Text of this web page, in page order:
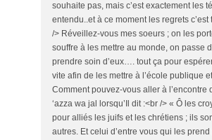
souhaite pas, mais c’est exactement les
entendu..et à ce moment les regrets
/> Réveillez-vous mes soeurs ; on les
souffre à les mettre au monde, on passe
prendre soin d’eux…. tout ça pour
vite afin de les mettre à l’école publique
Comment pouvez-vous aller à l’encontre
‘azza wa jal lorsqu’Il dit :<br /> « Ô les
pour alliés les juifs et les chrétiens ; ils
autres. Et celui d’entre vous qui les